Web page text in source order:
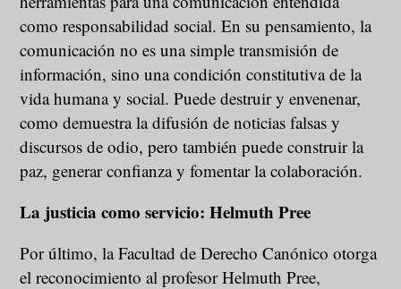
como responsabilidad social. En su pensamiento, la
comunicación no es una simple transmisión de
información, sino una condición constitutiva de la
vida humana y social. Puede destruir y envenenar,
como demuestra la difusión de noticias falsas y
discursos de odio, pero también puede construir la
paz, generar confianza y fomentar la colaboración.
La justicia como servicio: Helmuth Pree
Por último, la Facultad de Derecho Canónico otorga
el reconocimiento al profesor Helmuth Pree,